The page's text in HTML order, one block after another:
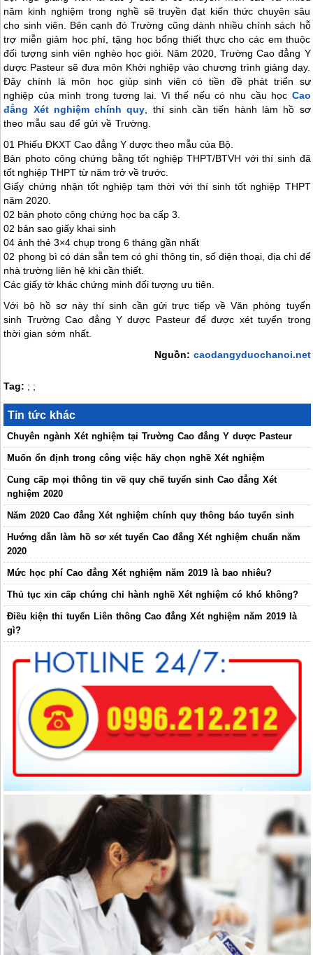
năm kinh nghiệm trong nghề sẽ truyền đạt kiến thức chuyên sâu
cho sinh viên. Bên cạnh đó Trường cũng dành nhiều chính sách hỗ
trợ miễn giảm học phí, tặng học bổng thiết thực cho các em thuộc
đối tượng sinh viên nghèo học giỏi. Năm 2020, Trường Cao đẳng Y
dược Pasteur sẽ đưa môn Khởi nghiệp vào chương trình giảng dạy.
Đây chính là môn học giúp sinh viên có tiền đề phát triển sự
nghiệp của mình trong tương lai. Vì thế nếu có nhu cầu học Cao
đẳng Xét nghiệm chính quy , thí sinh cần tiến hành làm hồ sơ
theo mẫu sau để gửi về Trường.
01 Phiếu ĐKXT Cao đẳng Y dược theo mẫu của Bộ.
Bản photo công chứng bằng tốt nghiệp THPT/BTVH với thí sinh đã
tốt nghiệp THPT từ năm trở về trước.
Giấy chứng nhận tốt nghiệp tạm thời với thí sinh tốt nghiệp THPT
năm 2020.
02 bản photo công chứng học bạ cấp 3.
02 bản sao giấy khai sinh
04 ảnh thẻ 3×4 chụp trong 6 tháng gần nhất
02 phong bì có dán sẵn tem có ghi thông tin, số điện thoại, địa chỉ để
nhà trường liên hệ khi cần thiết.
Các giấy tờ khác chứng minh đối tượng ưu tiên.
Với bộ hồ sơ này thí sinh cần gửi trực tiếp về Văn phòng tuyển
sinh Trường Cao đẳng Y dược Pasteur để được xét tuyển trong
thời gian sớm nhất.
Nguồn: caodangyduochanoi.net
Tag: ; ;
Tin tức khác
Chuyên ngành Xét nghiệm tại Trường Cao đẳng Y dược Pasteur
Muốn ổn định trong công việc hãy chọn nghề Xét nghiệm
Cung cấp mọi thông tin về quy chế tuyển sinh Cao đẳng Xét
nghiệm 2020
Năm 2020 Cao đẳng Xét nghiệm chính quy thông báo tuyển sinh
Hướng dẫn làm hồ sơ xét tuyển Cao đẳng Xét nghiệm chuẩn năm
2020
Mức học phí Cao đẳng Xét nghiệm năm 2019 là bao nhiêu?
Thủ tục xin cấp chứng chỉ hành nghề Xét nghiệm có khó không?
Điều kiện thi tuyển Liên thông Cao đẳng Xét nghiệm năm 2019 là
gì?